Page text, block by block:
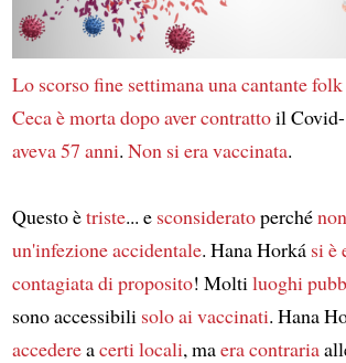
Lo scorso fine settimanauna cantante folk
Cecaè mortadopo aver contrattoil Covid-
aveva 57 anni. Non si era vaccinata.
Questo ètriste... e sconsideratoperché
un'infezione accidentale. Hana Horká si è
contagiatadi proposito! Moltiluoghi
sono accessibili solo ai vaccinati. Hana
accedereacerti locali, maera contraria